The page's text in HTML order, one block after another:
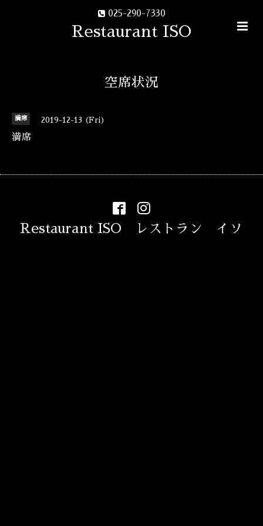
025-290-7330
Restaurant ISO
空席状況
満席 2019-12-13 (Fri)
満席
Restaurant ISO レストラン イソ